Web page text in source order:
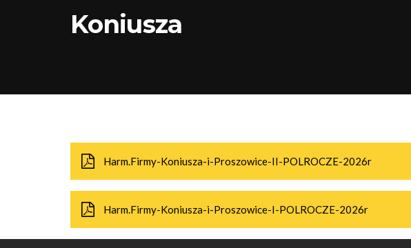
Koniusza
Harm.Firmy-Koniusza-i-Proszowice-II-POLROCZE-2026r
Harm.Firmy-Koniusza-i-Proszowice-I-POLROCZE-2026r